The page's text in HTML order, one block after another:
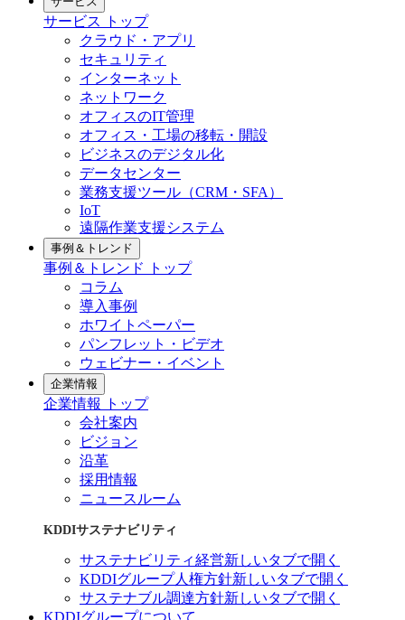
サービス トップ
クラウド・アプリ
セキュリティ
インターネット
ネットワーク
オフィスのIT管理
オフィス・工場の移転・開設
ビジネスのデジタル化
データセンター
業務支援ツール（CRM・SFA）
IoT
遠隔作業支援システム
事例＆トレンド
事例＆トレンド トップ
コラム
導入事例
ホワイトペーパー
パンフレット・ビデオ
ウェビナー・イベント
企業情報
企業情報 トップ
会社案内
ビジョン
沿革
採用情報
ニュースルーム
KDDIサステナビリティ
サステナビリティ経営新しいタブで開く
KDDIグループ人権方針新しいタブで開く
サステナブル調達方針新しいタブで開く